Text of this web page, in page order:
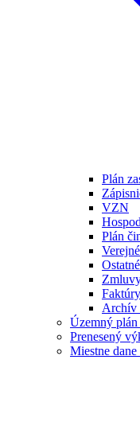
Plán
VZN
Plán
Faktúry
Archív
Územný plán
Prenesený
Miestne